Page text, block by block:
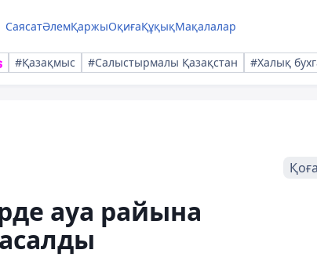
СаясатӘлемҚаржыОқиғаҚұқықМақалалар
#Қазақмыс #Салыстырмалы Қазақстан #Халық
ауа райына